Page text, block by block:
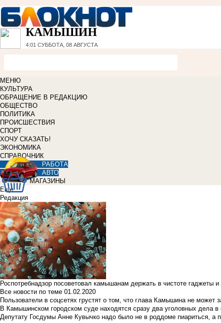
КАМЫШИН
4:01 СУББОТА, 08 АВГУСТА
МЕНЮ
КУЛЬТУРА
ОБРАЩЕНИЕ В РЕДАКЦИЮ
ОБЩЕСТВО
ПОЛИТИКА
ПРОИСШЕСТВИЯ
СПОРТ
ХОЧУ СКАЗАТЬ!
ЭКОНОМИКА
СПРАВОЧНИК
РАБОТА
АВТО
МАГАЗИНЫ
Еще
Редакция
Роспотребнадзор посоветовал камышанам держать в чистоте гаджеты
Все новости по теме 01.02.2020
Пользователи в соцсетях грустят о том, что глава Камышина не может
В Камышинском городском суде находятся сразу два уголовных дела
Депутату Госдумы Анне Кувычко надо было не в роддоме пиариться, а